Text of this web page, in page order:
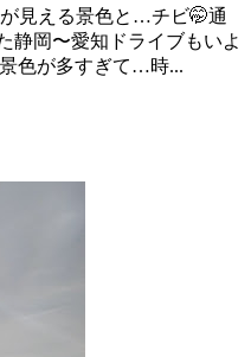
見える景色と…チビ🤭通
静岡〜愛知ドライブもいよ
色が多すぎて…時...